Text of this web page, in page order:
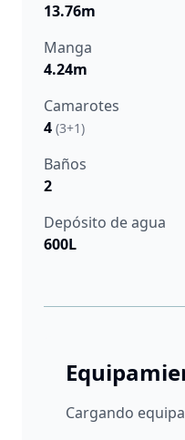
13.76m
Manga
4.24m
Camarotes
4 (3+1)
Baños
2
Depósito de agua
600L
Cargando